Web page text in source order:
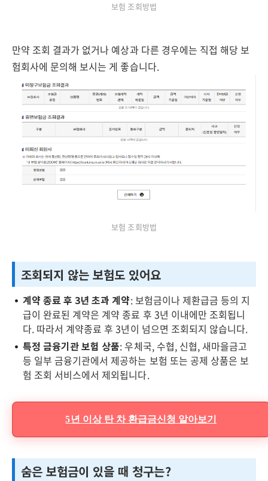
보험 조회방법
만약 조회 결과가 없거나 예상과 다른 경우에는 직접 해당 보
험회사에 문의해 보시는 게 좋습니다.
보험 조회방법
조회되지 않는 보험도 있어요
계약 종료 후 3년 초과 계약: 보험금이나 제환급금 등의 지
급이 완료된 계약은 계약 종료 후 3년 이내에만 조회됩니
다. 따라서 계약종료 후 3년이 넘으면 조회되지 않습니다.
특정 금융기관 보험 상품: 우체국, 수협, 신협, 새마을금고
등 일부 금융기관에서 제공하는 보험 또는 공제 상품은 보
험 조회 서비스에서 제외됩니다.
5년 이상 탄 차 환급금신청 알아보기
숨은 보험금이 있을 때 청구는?